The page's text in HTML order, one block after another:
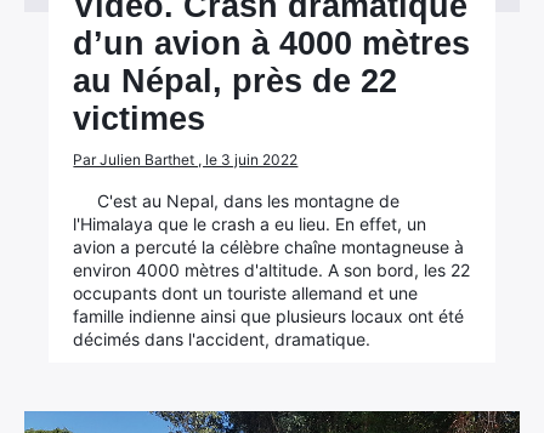
d’un avion à 4000 mètres
au Népal, près de 22
victimes
Par Julien Barthet , le 3 juin 2022
C'est au Nepal, dans les montagne de
l'Himalaya que le crash a eu lieu. En effet, un
avion a percuté la célèbre chaîne montagneuse à
environ 4000 mètres d'altitude. A son bord, les 22
occupants dont un touriste allemand et une
famille indienne ainsi que plusieurs locaux ont été
décimés dans l'accident, dramatique.
Rechercher